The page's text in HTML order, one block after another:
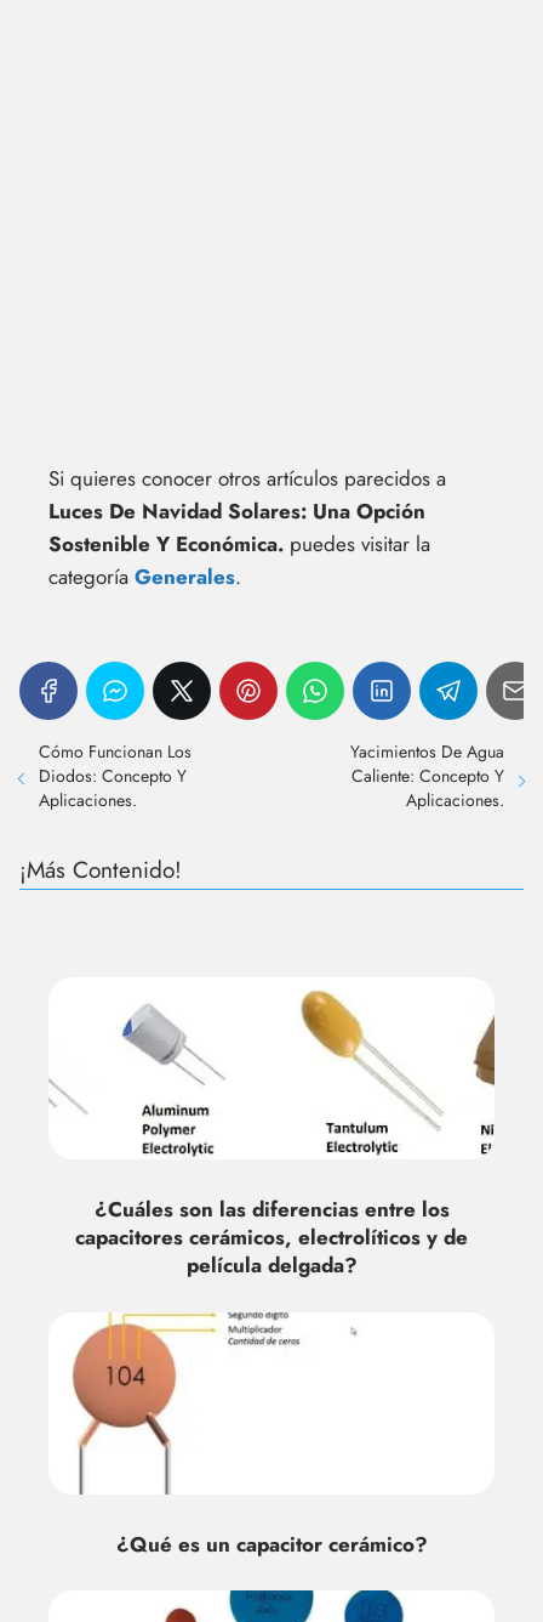
Si quieres conocer otros artículos parecidos a
Luces De Navidad Solares: Una Opción
Sostenible Y Económica. puedes visitar la
categoría Generales.
Cómo Funcionan Los
Diodos: Concepto Y
Aplicaciones.
Yacimientos De Agua
Caliente: Concepto Y
Aplicaciones.
¡Más Contenido!
¿Cuáles son las diferencias entre los
capacitores cerámicos, electrolíticos y de
película delgada?
¿Qué es un capacitor cerámico?